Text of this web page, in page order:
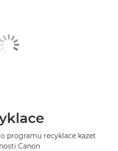
programu recyklace kazet
Canon